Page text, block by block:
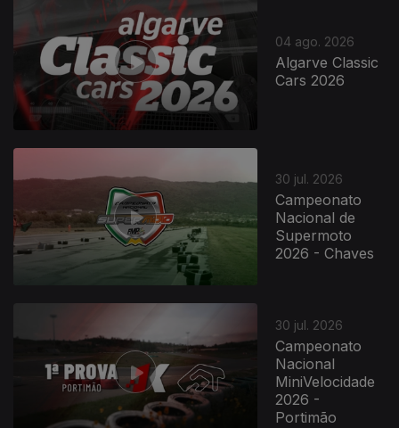
04 ago. 2026
Algarve Classic
Cars 2026
30 jul. 2026
Campeonato
Nacional de
Supermoto
2026 - Chaves
30 jul. 2026
Campeonato
Nacional
MiniVelocidade
2026 -
Portimão